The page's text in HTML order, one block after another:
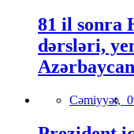
81 il sonra
dərsləri,
Cəmiyyət,